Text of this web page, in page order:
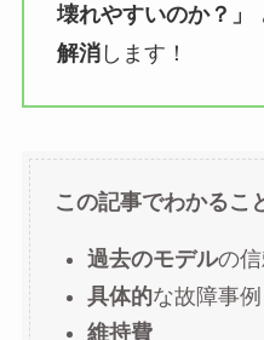
壊れやすいのか？」
解消します！
この記事でわかるこ
過去のモデルの
具体的な故障事例
維持費